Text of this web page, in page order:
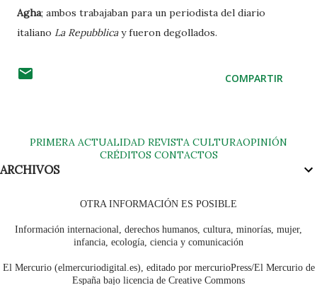
Agha; ambos trabajaban para un periodista del diario
italiano La Repubblicay fueron degollados.
COMPARTIR
PRIMERA ACTUALIDAD REVISTA CULTURAOPINIÓN
CRÉDITOSCONTACTOS
ARCHIVOS
OTRA INFORMACIÓN ES POSIBLE
Información internacional, derechos humanos, cultura, minorías, mujer,
infancia, ecología, ciencia y comunicación
El Mercurio (elmercuriodigital.es), editado por mercurioPress/El Mercurio de
España bajo licencia de Creative Commons